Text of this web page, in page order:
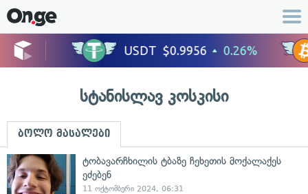
სტანისლავ კოსკისი
ბოლო მასალები
ტობავარჩხილის ტბაზე ჩეხეთის მოქალაქეს
ეძებენ
11 ოქტომბერი 2024, 06:31